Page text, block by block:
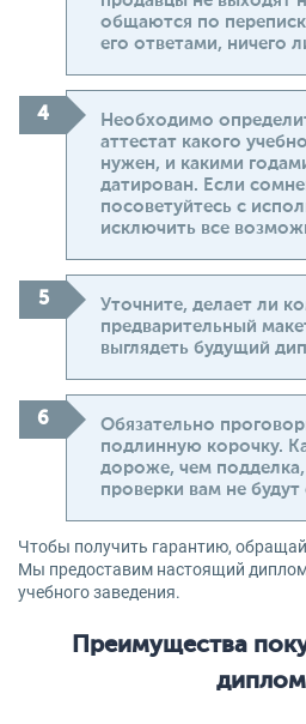
общаются по
его ответами, ничего
Необходимо
аттестат какого
нужен, и какими
датирован. Если
посоветуйтесь с
исключить все
Уточните, делает ли
предварительный
выглядеть будущий
Обязательно
подлинную корочку.
дороже, чем подделка,
проверки вам не
Чтобы получить гарантию,
Мы предоставим настоящий диплом
учебного заведения.
Преимущества